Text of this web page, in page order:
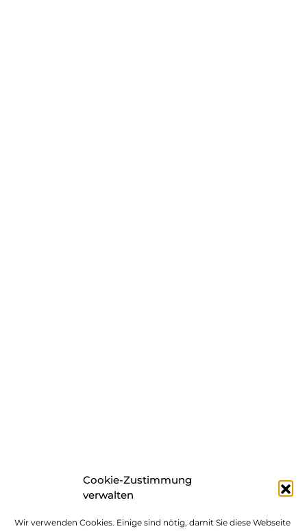
Cookie-Zustimmung
verwalten
Wir verwenden Cookies. Einige sind nötig, damit Sie diese Webseite